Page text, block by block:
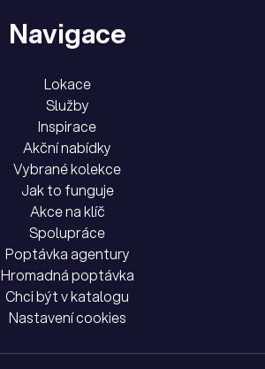
Navigace
Lokace
Služby
Inspirace
Akční nabídky
Vybrané kolekce
Jak to funguje
Akce na klíč
Spolupráce
Poptávka agentury
Hromadná poptávka
Chci být v katalogu
Nastavení cookies